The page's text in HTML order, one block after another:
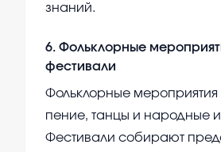
знаний.
6. Фольклорные
фестивали
Фольклорные
пение, танцы и народные
Фестивали собирают